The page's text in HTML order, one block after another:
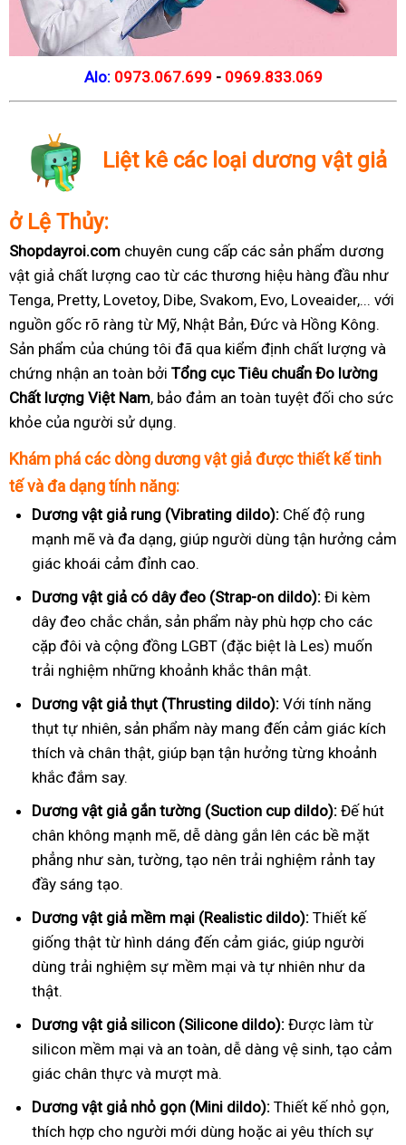
Alo: 0973.067.699 - 0969.833.069
Liệt kê các loại dương vật giả
ở Lệ Thủy:
Shopdayroi.com chuyên cung cấp các sản phẩm dương
vật giả chất lượng cao từ các thương hiệu hàng đầu như
Tenga, Pretty, Lovetoy, Dibe, Svakom, Evo, Loveaider,... với
nguồn gốc rõ ràng từ Mỹ, Nhật Bản, Đức và Hồng Kông.
Sản phẩm của chúng tôi đã qua kiểm định chất lượng và
chứng nhận an toàn bởi Tổng cục Tiêu chuẩn Đo lường
Chất lượng Việt Nam, bảo đảm an toàn tuyệt đối cho sức
khỏe của người sử dụng.
Khám phá các dòng dương vật giả được thiết kế tinh
tế và đa dạng tính năng:
Dương vật giả rung (Vibrating dildo): Chế độ rung
mạnh mẽ và đa dạng, giúp người dùng tận hưởng cảm
giác khoái cảm đỉnh cao.
Dương vật giả có dây đeo (Strap-on dildo): Đi kèm
dây đeo chắc chắn, sản phẩm này phù hợp cho các
cặp đôi và cộng đồng LGBT (đặc biệt là Les) muốn
trải nghiệm những khoảnh khắc thân mật.
Dương vật giả thụt (Thrusting dildo): Với tính năng
thụt tự nhiên, sản phẩm này mang đến cảm giác kích
thích và chân thật, giúp bạn tận hưởng từng khoảnh
khắc đắm say.
Dương vật giả gắn tường (Suction cup dildo): Đế hút
chân không mạnh mẽ, dễ dàng gắn lên các bề mặt
phẳng như sàn, tường, tạo nên trải nghiệm rảnh tay
đầy sáng tạo.
Dương vật giả mềm mại (Realistic dildo): Thiết kế
giống thật từ hình dáng đến cảm giác, giúp người
dùng trải nghiệm sự mềm mại và tự nhiên như da
thật.
Dương vật giả silicon (Silicone dildo): Được làm từ
silicon mềm mại và an toàn, dễ dàng vệ sinh, tạo cảm
giác chân thực và mượt mà.
Dương vật giả nhỏ gọn (Mini dildo): Thiết kế nhỏ gọn,
thích hợp cho người mới dùng hoặc ai yêu thích sự